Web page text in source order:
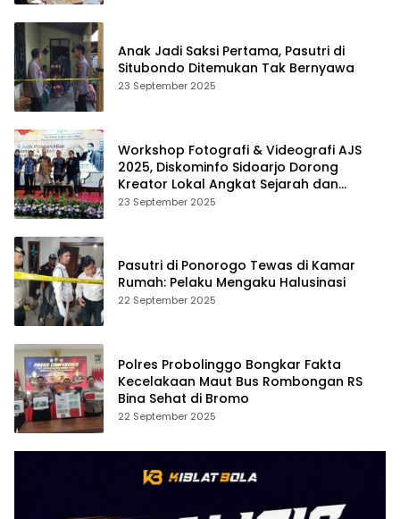
Anak Jadi Saksi Pertama, Pasutri di
Situbondo Ditemukan Tak Bernyawa
23 September 2025
Workshop Fotografi & Videografi AJS
2025, Diskominfo Sidoarjo Dorong
Kreator Lokal Angkat Sejarah dan
Budaya
23 September 2025
Pasutri di Ponorogo Tewas di Kamar
Rumah: Pelaku Mengaku Halusinasi
22 September 2025
Polres Probolinggo Bongkar Fakta
Kecelakaan Maut Bus Rombongan RS
Bina Sehat di Bromo
22 September 2025